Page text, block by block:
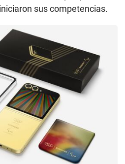
sus competencias.